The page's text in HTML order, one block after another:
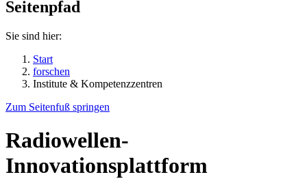
Seitenpfad
Sie sind hier:
Start
forschen
Institute & Kompetenzzentren
Zum Seitenfuß springen
Radiowellen-
Innovationsplattform